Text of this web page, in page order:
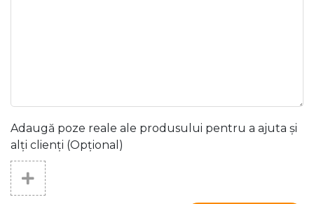
Adaugă poze reale ale produsului pentru a ajuta și
alți clienți (Opțional)